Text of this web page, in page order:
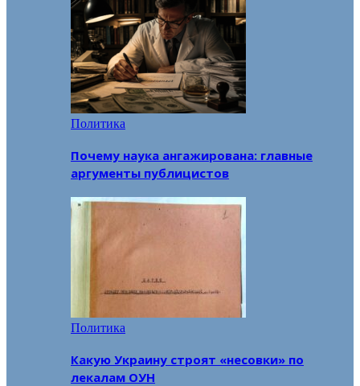
Политика
Почему наука ангажирована: главные
аргументы публицистов
Политика
Какую Украину строят «несовки» по
лекалам ОУН